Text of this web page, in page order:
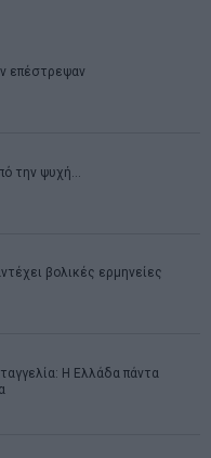
επέστρεψαν
την ψυχή…
βολικές ερμηνείες
Η Ελλάδα πάντα